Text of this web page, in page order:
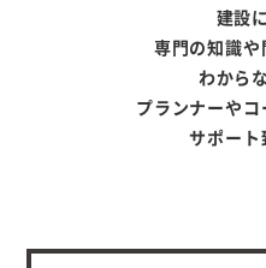
建設
専門の知識や
わから
プランナーや
サポート